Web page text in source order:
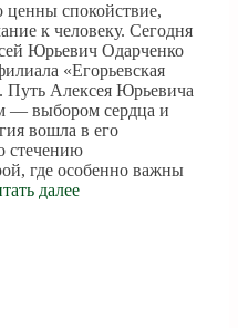
ценны спокойствие,
к человеку. Сегодня
Юрьевич Одарченко
«Егорьевская
Путь Алексея Юрьевича
— выбором сердца и
вошла в его
стечению
где особенно важны
далее